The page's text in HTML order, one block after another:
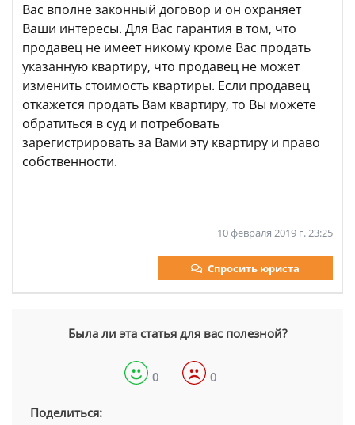
Вас вполне законный договор и он охраняет
Ваши интересы. Для Вас гарантия в том, что
продавец не имеет никому кроме Вас продать
указанную квартиру, что продавец не может
изменить стоимость квартиры. Если продавец
откажется продать Вам квартиру, то Вы можете
обратиться в суд и потребовать
зарегистрировать за Вами эту квартиру и право
собственности.
10 февраля 2019 г. 23:25
Спросить юриста
Была ли эта статья для вас полезной?
0 0
Поделиться: